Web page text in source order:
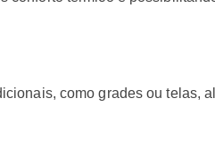
como grades ou telas,